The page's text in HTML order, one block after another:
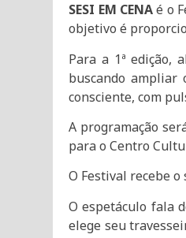
SESI EM CENAé o
objetivo é
Para a 1ª edição,
buscando ampliar
consciente, com
A programação
para o Centro
O Festival recebe
O espetáculo fala
elege seu